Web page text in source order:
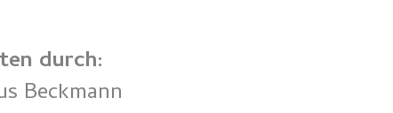
durch:
Beckmann